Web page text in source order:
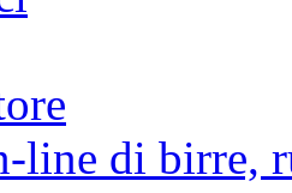
line di birre,